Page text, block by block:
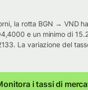
la rotta BGN → VND
e un minimo di
La variazione del
i tassi di